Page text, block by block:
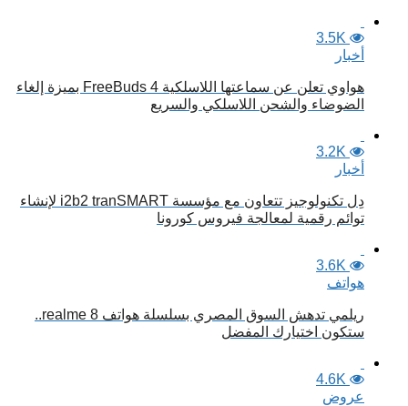
3.5K
أخبار
هواوي تعلن عن سماعتها اللاسلكية FreeBuds 4 بميزة إلغاء
الضوضاء والشحن اللاسلكي والسريع
3.2K
أخبار
دِل تكنولوجيز تتعاون مع مؤسسة i2b2 tranSMART لإنشاء
توائم رقمية لمعالجة فيروس كورونا
3.6K
هواتف
ريلمي تدهش السوق المصري بسلسلة هواتف realme 8..
ستكون اختيارك المفضل
4.6K
عروض